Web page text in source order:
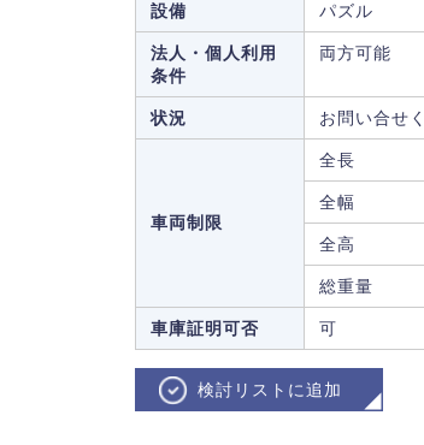
設備 パズル
法人・個人利用
条件
両方可能
状況 お問い合せ
車両制限
全長
全幅
全高
総重量
車庫証明可否 可
検討リストに追加